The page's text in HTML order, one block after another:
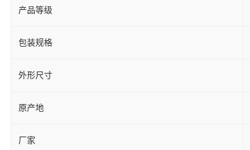
产品等级
包装规格
外形尺寸
原产地
厂家